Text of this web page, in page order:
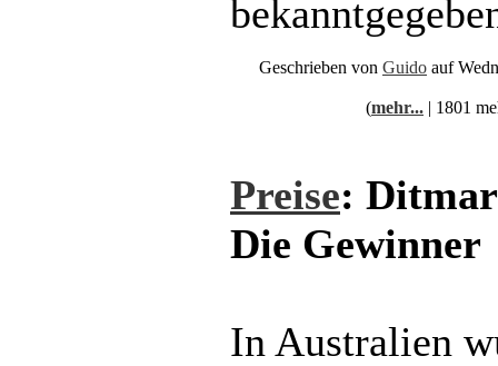
Geschrieben von Guido auf
(mehr... | 1801
Preise:
Die Gewinner
In Australien